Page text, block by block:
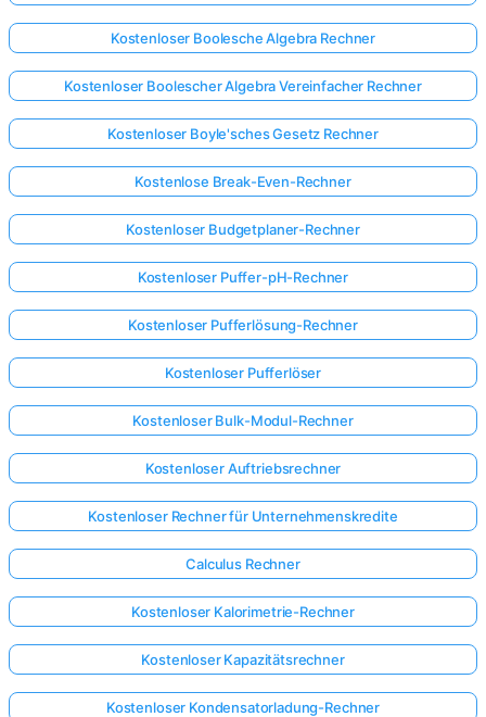
Kostenloser Boolesche Algebra Rechner
Kostenloser Boolescher Algebra Vereinfacher Rechner
Kostenloser Boyle'sches Gesetz Rechner
Kostenlose Break-Even-Rechner
Kostenloser Budgetplaner-Rechner
Kostenloser Puffer-pH-Rechner
Kostenloser Pufferlösung-Rechner
Kostenloser Pufferlöser
Kostenloser Bulk-Modul-Rechner
Kostenloser Auftriebsrechner
Kostenloser Rechner für Unternehmenskredite
Calculus Rechner
Kostenloser Kalorimetrie-Rechner
Kostenloser Kapazitätsrechner
Kostenloser Kondensatorladung-Rechner